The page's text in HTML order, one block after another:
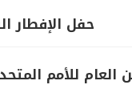
حفل الإفطار
للأمم